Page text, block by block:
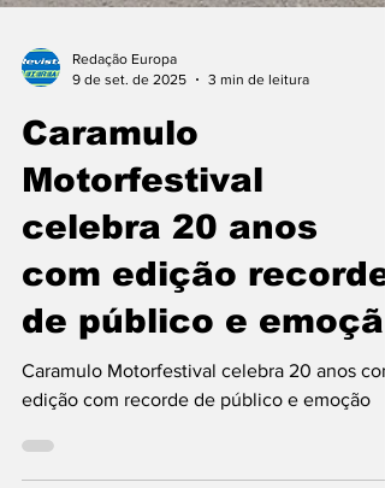
9 de set. de 2025
Caramulo
Motorfestival
celebra 20 anos
com edição recorde
de público e
edição com recorde de público e emoção